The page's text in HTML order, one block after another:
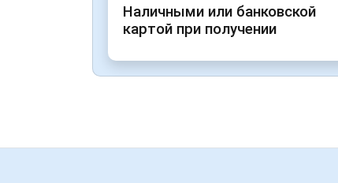
Наличными или банковской
картой при получении